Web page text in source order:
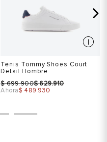
Tenis Tommy Shoes Court
Detail Hombre
$699.900$629.910
Ahora$ 489.930